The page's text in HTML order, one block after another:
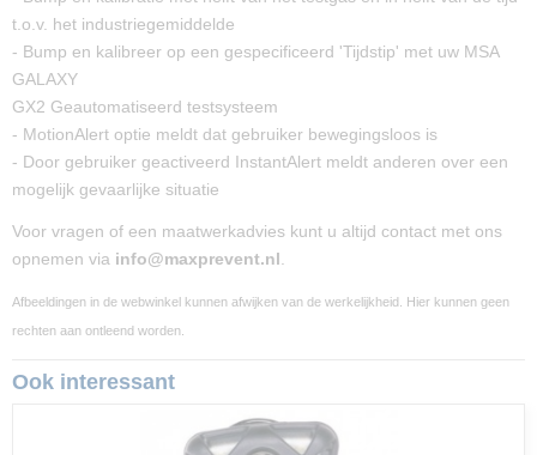
t.o.v. het industriegemiddelde
- Bump en kalibreer op een gespecificeerd 'Tijdstip' met uw MSA
GALAXY
GX2 Geautomatiseerd testsysteem
- MotionAlert optie meldt dat gebruiker bewegingsloos is
- Door gebruiker geactiveerd InstantAlert meldt anderen over een
mogelijk gevaarlijke situatie
Voor vragen of een maatwerkadvies kunt u altijd contact met ons
opnemen via info@maxprevent.nl
Afbeeldingen in de webwinkel kunnen afwijken van de werkelijkheid. Hier kunnen geen
rechten aan ontleend worden.
Ook interessant